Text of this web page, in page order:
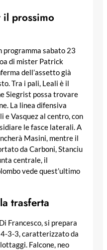
il prossimo
programma sabato 23
di mister Patrick
dell’assetto già
Tra i pali, Leali è il
Siegrist possa trovare
La linea difensiva
e Vasquez al centro, con
le fasce laterali. A
Masini, mentre il
da Carboni, Stanciu
centrale, il
vede quest’ultimo
trasferta
Francesco, si prepara
3-3, caratterizzato da
Falcone, neo